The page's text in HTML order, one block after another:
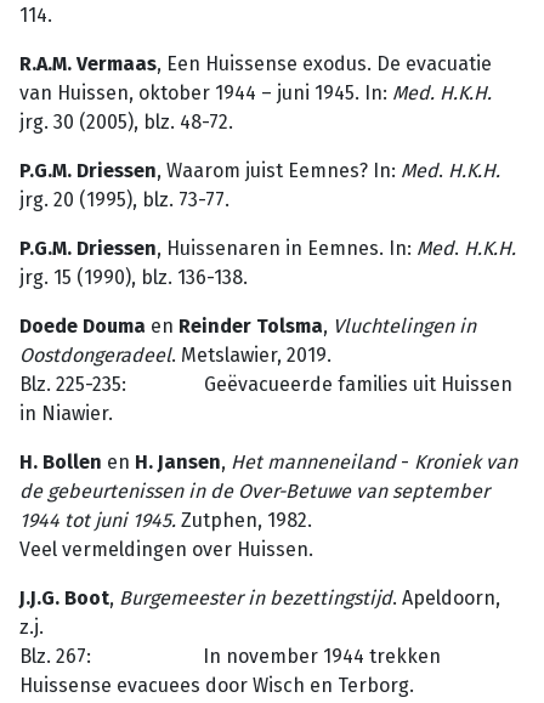
114.
R.A.M. Vermaas, Een Huissense exodus. De evacuatie
van Huissen, oktober 1944 – juni 1945. In: Med. H.K.H.
jrg. 30 (2005), blz. 48-72.
P.G.M. Driessen, Waarom juist Eemnes? In: Med. H.K.H.
jrg. 20 (1995), blz. 73-77.
P.G.M. Driessen, Huissenaren in Eemnes. In: Med. H.K.H.
jrg. 15 (1990), blz. 136-138.
Doede Douma en Reinder Tolsma, Vluchtelingen in
Oostdongeradeel. Metslawier, 2019.
Blz. 225-235: Geëvacueerde families uit Huissen
in Niawier.
H. Bollen en H. Jansen, Het manneneiland- Kroniek van
de gebeurtenissen in de Over-Betuwe van september
1944 tot juni 1945. Zutphen, 1982.
Veel vermeldingen over Huissen.
J.J.G. Boot, Burgemeester in bezettingstijd. Apeldoorn,
z.j.
Blz. 267: In november 1944 trekken
Huissense evacuees door Wisch en Terborg.